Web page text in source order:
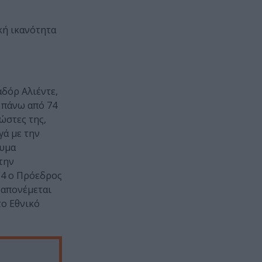
ικανότητα
Αλιέντε,
πάνω από 74
της,
με την
ο Πρόεδρος
Εθνικό